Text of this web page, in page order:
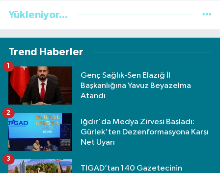
Yükleniyor...
Trend Haberler
Genç Sağlık-Sen Elazığ İl
Başkanlığına Yavuz Beyazelma
Atandı
Iğdır'da Medya Zirvesi Başladı:
Gürlek'ten Dezenformasyona Karşı
Net Uyarı
2
TİGAD’tan 140 Gazetecinin
3